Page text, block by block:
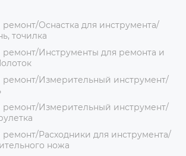
ремонт/Оснастка для инструмента/
точилка
ремонт/Инструменты для ремонта и
ремонт/Измерительный инструмент/
ремонт/Измерительный инструмент/
ремонт/Расходники для инструмента/
ножа